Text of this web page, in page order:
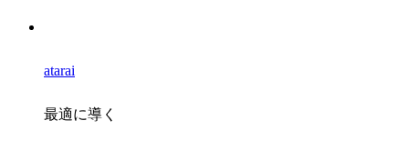
atarai
最適に導く